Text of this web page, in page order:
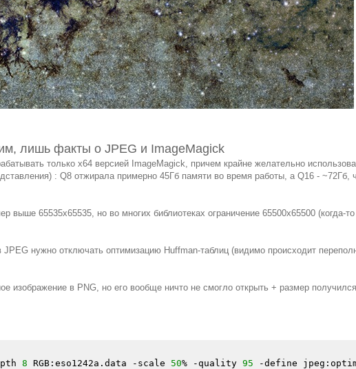
лишь факты о JPEG и ImageMagick
только x64 версией ImageMagick, причем крайне желательно
: Q8 отжирала примерно 45Гб памяти во время работы, а Q16 - ~72Гб,
выше 65535x65535, но во многих библиотеках ограничение 65500x65500 (когда-
нужно отключать оптимизацию Huffman-таблиц (видимо происходит
изображение в PNG, но его вообще ничто не смогло открыть + размер
8 RGB:eso1242a.data -scale 50% -quality 95 -define